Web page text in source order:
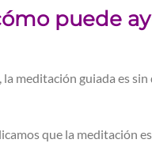
puede
meditación guiada es
que la meditación